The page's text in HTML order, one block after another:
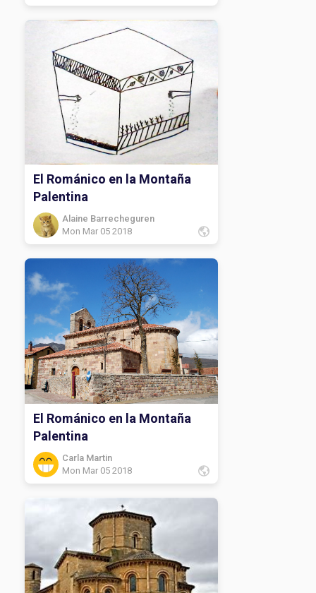
El Románico en la Montaña
Palentina
Alaine Barrecheguren
Mon Mar 05 2018
El Románico en la Montaña
Palentina
Carla Martin
Mon Mar 05 2018